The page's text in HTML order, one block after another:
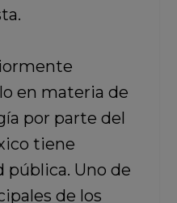
en materia de
por parte del
tiene
pública. Uno de
de los